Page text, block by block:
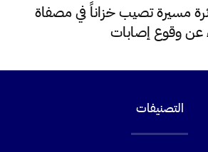
مسيرة تصيب خزاناً في مصفاة
عن وقوع إصابات
التصنيفات